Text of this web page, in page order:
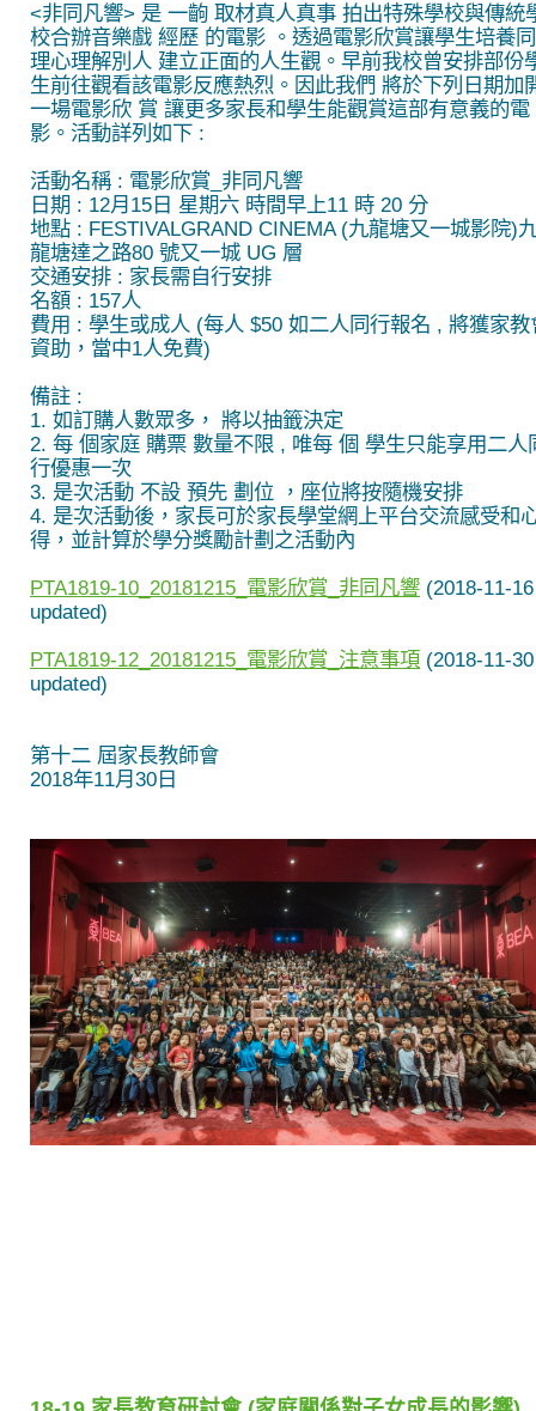
<非同凡響> 是 一齣 取材真人真事 拍出特殊學校與傳統
校合辦音樂戲 經歷 的電影 。透過電影欣賞讓學生培養同
理心理解別人 建立正面的人生觀。早前我校曾安排部份
生前往觀看該電影反應熱烈。因此我們 將於下列日期加
一場電影欣 賞 讓更多家長和學生能觀賞這部有意義的電
影。活動詳列如下 :
活動名稱 : 電影欣賞_非同凡響
日期 : 12月15日 星期六 時間早上11 時 20 分
地點 : FESTIVALGRAND CINEMA (九龍塘又一城影院)
龍塘達之路80 號又一城 UG 層
交通安排 : 家長需自行安排
名額 : 157人
費用 : 學生或成人 (每人 $50 如二人同行報名 , 將獲家教
資助，當中1人免費)
備註 :
1. 如訂購人數眾多， 將以抽籤決定
2. 每 個家庭 購票 數量不限 , 唯每 個 學生只能享用二人
行優惠一次
3. 是次活動 不設 預先 劃位 ，座位將按隨機安排
4. 是次活動後，家長可於家長學堂網上平台交流感受和
得，並計算於學分獎勵計劃之活動內
PTA1819-10_20181215_電影欣賞_非同凡響 (2018-11-16
updated)
PTA1819-12_20181215_電影欣賞_注意事項 (2018-11-30
updated)
第十二 屆家長教師會
2018年11月30日